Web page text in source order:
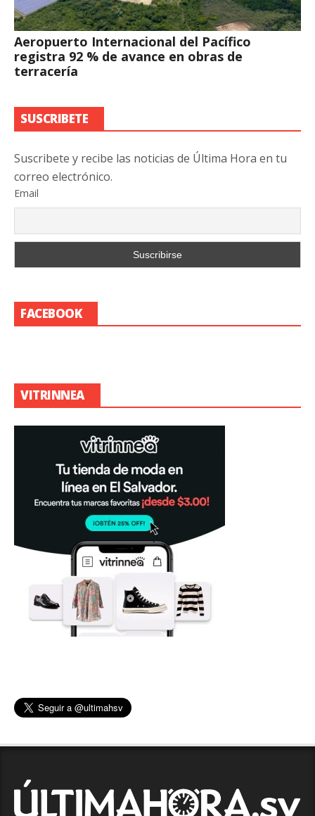
Aeropuerto Internacional del Pacífico
registra 92 % de avance en obras de
terracería
SUSCRIBETE
Suscribete y recibe las noticias de Última Hora en tu
correo electrónico.
Email
FACEBOOK
VITRINNEA